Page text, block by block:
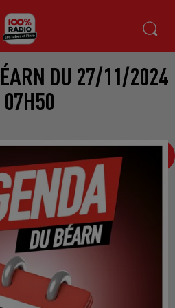
DU 27/11/2024